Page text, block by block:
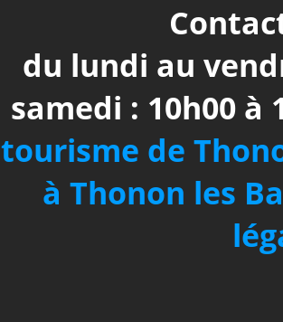
du lundi au
samedi : 10h00 à
tourisme de
à Thonon les